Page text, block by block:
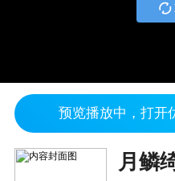
预览播放中，打开
月鳞